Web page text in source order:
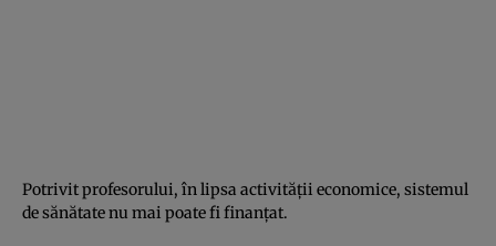
Potrivit profesorului, în lipsa activităţii economice, sistemul
de sănătate nu mai poate fi finanţat.